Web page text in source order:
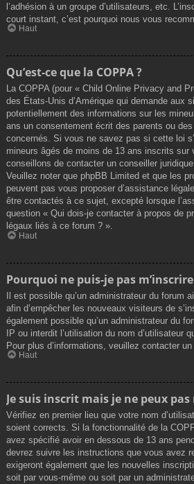
l’adhésion à un groupe d’utilisateurs, etc.
court instant, c’est pourquoi nous vous
Haut
Qu’est-ce que la COPPA ?
La COPPA (pour « Child Online Privacy and
des États-Unis d’Amérique qui demande aux
potentiellement des informations sur les
ans un consentement écrit des parents ou
concernés. Si vous ne savez pas si cette loi
mineurs âgés de moins de 13 ans inscrits sur
conseillons de contacter un conseiller
Veuillez noter que phpBB Limited et que les
peuvent pas vous proposer d’assistance
être contactés à ce sujet, excepté lorsque
question « Qui dois-je contacter à propos de
légaux liés à ce forum ? ».
Haut
Pourquoi ne puis-je pas
Il est possible qu’un administrateur du forum
afin d’empêcher les nouveaux visiteurs de
également possible qu’un administrateur du
IP ou interdit l’utilisation du nom d’utilisateur
Pour plus d’informations, veuillez contacter
Haut
Je suis inscrit mais je ne peux
Vérifiez en premier lieu que votre nom
soient corrects. Si la fonctionnalité de la
avez spécifié avoir en dessous de 13 ans
devrez suivre les instructions que vous avez
exigeront également que les nouvelles
soit par vous-même ou soit par un